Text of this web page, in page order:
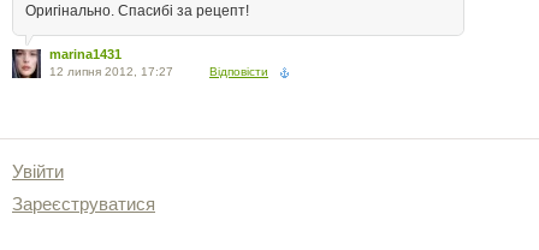
Оригінально. Спасибі за рецепт!
marina1431
12 липня 2012, 17:27 Відповісти
Увійти
Зареєструватися